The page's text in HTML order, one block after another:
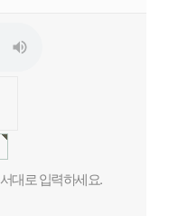
대로 입력하세요.